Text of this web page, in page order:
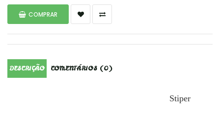
COMPRAR
DESCRIÇÃO COMENTÁRIOS (0)
Stiper